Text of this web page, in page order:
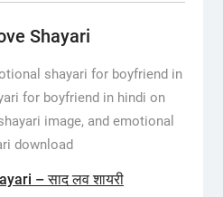
Shayari
shayari for boyfriend in
for boyfriend in hindi on
image, and emotional
download
– साद लव शायरी